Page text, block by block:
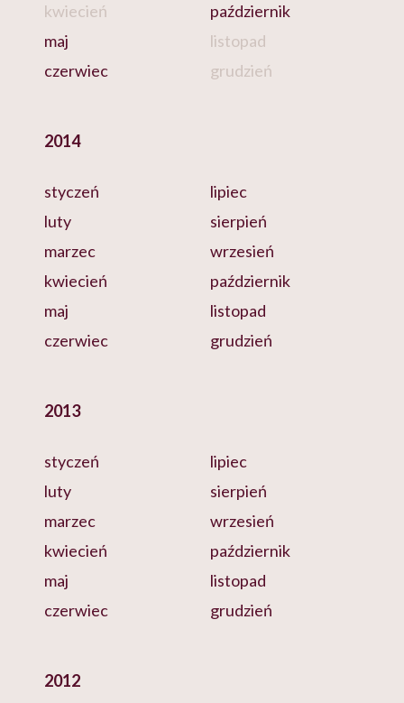
kwiecień
maj
czerwiec
październik
listopad
grudzień
2014
styczeń
luty
marzec
kwiecień
maj
czerwiec
lipiec
sierpień
wrzesień
październik
listopad
grudzień
2013
styczeń
luty
marzec
kwiecień
maj
czerwiec
lipiec
sierpień
wrzesień
październik
listopad
grudzień
2012